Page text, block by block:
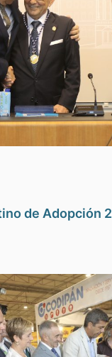
de Adopción